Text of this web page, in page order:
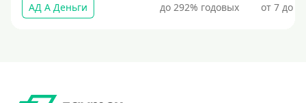
Без карты
На кредитную карту
АД А Деньги до 292% годовых от 7 до